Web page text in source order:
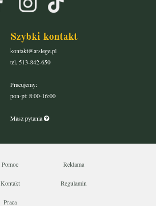
Szybki kontakt
kontakt@arslege.pl
tel. 513-842-650
Pracujemy:
pon-pt: 8:00-16:00
Masz pytania
Pomoc Reklama
Kontakt Regulamin
Praca